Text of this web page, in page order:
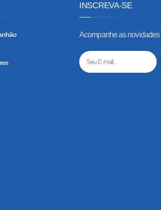
INSCREVA-SE
Acompanhe as novidades